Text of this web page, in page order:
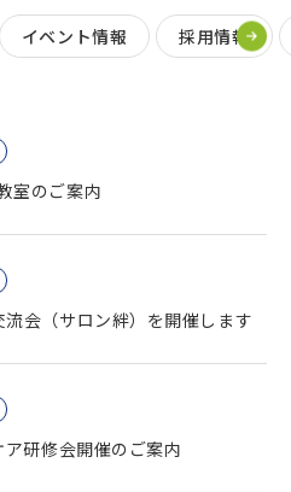
イベント情報 採用情報
室のご案内
会（サロン絆）を開催します
研修会開催のご案内